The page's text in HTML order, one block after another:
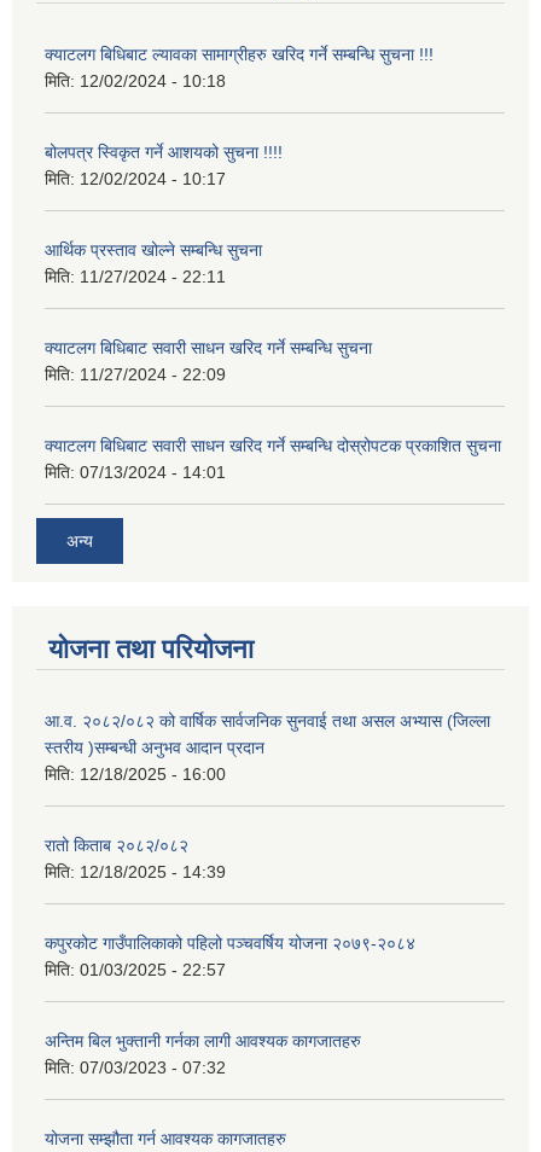
क्याटलग बिधिबाट ल्यावका सामाग्रीहरु खरिद गर्ने सम्बन्धि सुचना !!!
मिति: 12/02/2024 - 10:18
बोलपत्र स्विकृत गर्ने आशयको सुचना !!!!
मिति: 12/02/2024 - 10:17
आर्थिक प्रस्ताव खोल्ने सम्बन्धि सुचना
मिति: 11/27/2024 - 22:11
क्याटलग बिधिबाट सवारी साधन खरिद गर्ने सम्बन्धि सुचना
मिति: 11/27/2024 - 22:09
क्याटलग बिधिबाट सवारी साधन खरिद गर्ने सम्बन्धि दोस्रोपटक प्रकाशित सुचना
मिति: 07/13/2024 - 14:01
अन्य
योजना तथा परियोजना
आ.व. २०८२/०८२ को वार्षिक सार्वजनिक सुनवाई तथा असल अभ्यास (जिल्ला
स्तरीय )सम्बन्धी अनुभव आदान प्रदान
मिति: 12/18/2025 - 16:00
रातो किताब २०८२/०८२
मिति: 12/18/2025 - 14:39
कपुरकोट गाउँपालिकाको पहिलो पञ्चवर्षिय योजना २०७९-२०८४
मिति: 01/03/2025 - 22:57
अन्तिम बिल भुक्तानी गर्नका लागी आवश्यक कागजातहरु
मिति: 07/03/2023 - 07:32
योजना सम्झौता गर्न आवश्यक कागजातहरु